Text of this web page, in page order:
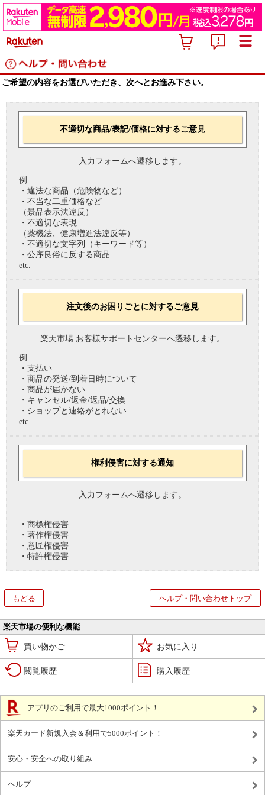
ご希望の内容をお選びいただき、次へとお進み下さい。
不適切な商品/表記/価格に対するご意見
入力フォームへ遷移します。
例
・違法な商品（危険物など）
・不当な二重価格など
（景品表示法違反）
・不適切な表現
（薬機法、健康増進法違反等）
・不適切な文字列（キーワード等）
・公序良俗に反する商品
etc.
注文後のお困りごとに対するご意見
楽天市場 お客様サポートセンターへ遷移します。
例
・支払い
・商品の発送/到着日時について
・商品が届かない
・キャンセル/返金/返品/交換
・ショップと連絡がとれない
etc.
権利侵害に対する通知
入力フォームへ遷移します。
・商標権侵害
・著作権侵害
・意匠権侵害
・特許権侵害
もどる ヘルプ・問い合わせトップ
楽天市場の便利な機能
買い物かご お気に入り
閲覧履歴 購入履歴
アプリのご利用で最大1000ポイント！
楽天カード新規入会＆利用で5000ポイント！
安心・安全への取り組み
ヘルプ